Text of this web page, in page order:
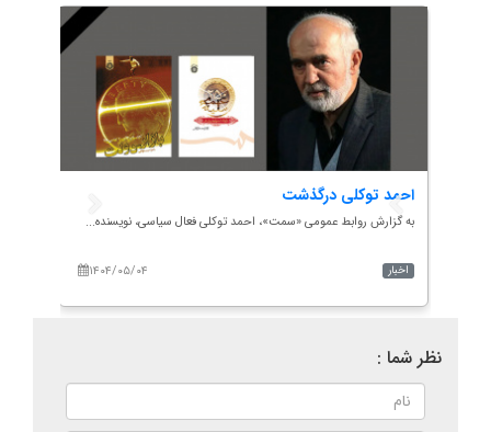
احمد توکلی درگذشت
به گزارش روابط عمومی «سمت»، احمد توکلی فعال سیاسی، نویسنده...
۱۴۰۴/۰۵/۰۴ اخبار
نظر شما :